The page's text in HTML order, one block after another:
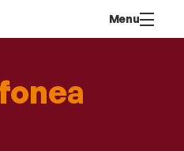
contenu
Menu